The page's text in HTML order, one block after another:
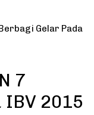
Gelar Pada
7
2015